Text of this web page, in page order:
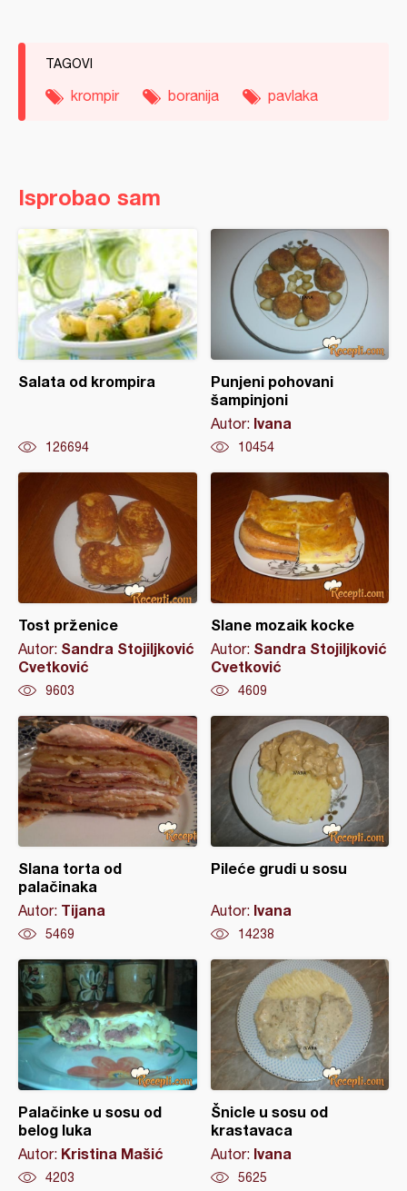
TAGOVI
krompir boranija pavlaka
Isprobao sam
Salata od krompira
126694
Punjeni pohovani
šampinjoni
Autor: Ivana
10454
Tost prženice
Autor: Sandra Stojiljković
Cvetković
9603
Slane mozaik kocke
Autor: Sandra Stojiljković
Cvetković
4609
Slana torta od
palačinaka
Autor: Tijana
5469
Pileće grudi u sosu
Autor: Ivana
14238
Palačinke u sosu od
belog luka
Autor: Kristina Mašić
4203
Šnicle u sosu od
krastavaca
Autor: Ivana
5625